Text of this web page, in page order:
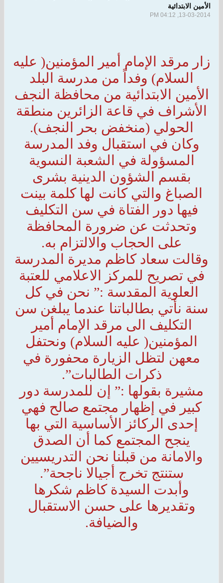
الأمين الابتدائية
13-03-2014, 04:12 PM
زار مرقد الإمام أمير المؤمنين( عليه
السلام) وفداً من مدرسة البلد
الأمين الابتدائية من محافظة النجف
الأشراف في قاعة الزائرين منطقة
الحولي (منخفض بحر النجف).
وكان في استقبال وفد المدرسة
المسؤولة في الشعبة النسوية
بقسم الشؤون الدينية بشرى
الصباغ والتي كانت لها كلمة بينت
فيها دور الفتاة في سن التكليف
وتحدثت عن ضرورة المحافظة
على الحجاب والالتزام به.
وقالت سعاد كاظم مديرة المدرسة
في تصريح للمركز الاعلامي للعتبة
العلوية المقدسة :” نحن في كل
سنة نأتي بطالباتنا عندما يبلغن سن
التكليف الى مرقد الإمام أمير
المؤمنين( عليه السلام) ونحتفل
معهن لتظل الزيارة محفورة في
ذكرات الطالبات”.
مشيرة بقولها :” إن للمدرسة دور
كبير في إظهار مجتمع صالح فهي
إحدى الركائز الأساسية التي بها
ينجح المجتمع كما أن الصدق
والامانة من قبلنا نحن التدريسيين
ستنتج تخرج أجيالا ناجحة”.
وأبدت السيدة كاظم شكرها
وتقديرها على حسن الاستقبال
والضيافة.